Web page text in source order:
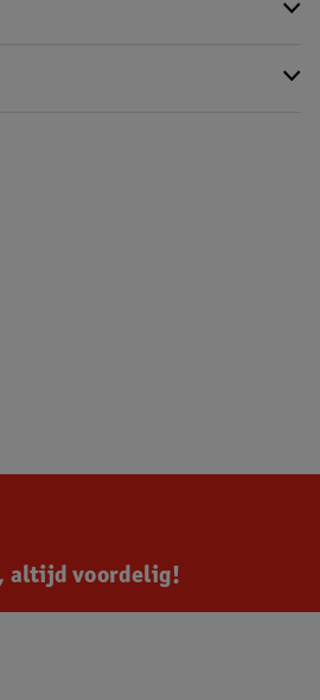
altijd voordelig!